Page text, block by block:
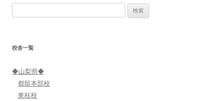
ン
校舎一覧
◆山梨県◆
都留本部校
東桂校